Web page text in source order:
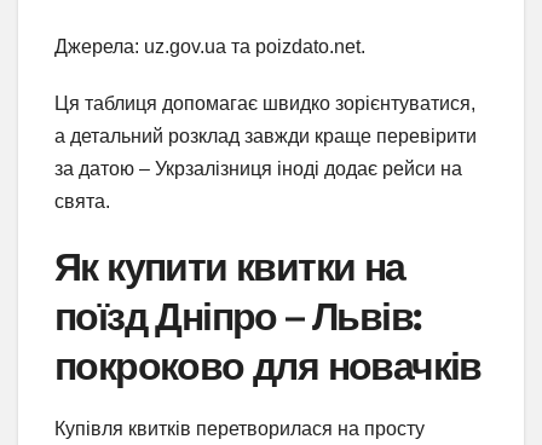
Джерела: uz.gov.ua та poizdato.net.
Ця таблиця допомагає швидко зорієнтуватися,
а детальний розклад завжди краще перевірити
за датою – Укрзалізниця іноді додає рейси на
свята.
Як купити квитки на
поїзд Дніпро – Львів:
покроково для новачків
Купівля квитків перетворилася на просту